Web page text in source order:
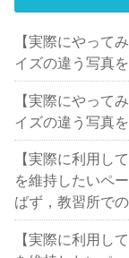
【実際にやって
イズの違う写真
【実際にやって
イズの違う写真
【実際に利用し
を維持したいペ
ばず，教習所
【実際に利用し